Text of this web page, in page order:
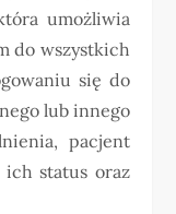
umożliwia
do wszystkich
się do
lub innego
pacjent
ich status oraz